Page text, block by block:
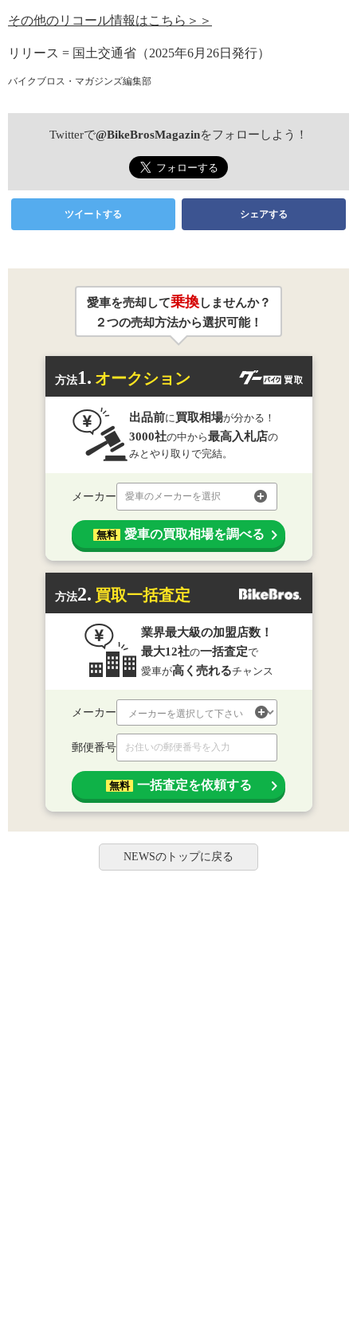
その他のリコール情報はこちら＞＞
リリース = 国土交通省（2025年6月26日発行）
バイクブロス・マガジンズ編集部
Twitterで@BikeBrosMagazinをフォローしよう！
ツイートする シェアする
愛車を売却して乗換しませんか？
２つの売却方法から選択可能！
方法1. オークション
出品前に買取相場が分かる！
3000社の中から最高入札店の
みとやり取りで完結。
メーカー 愛車のメーカーを選択
無料 愛車の買取相場を調べる
方法2. 買取一括査定
業界最大級の加盟店数！
最大12社の一括査定で
愛車が高く売れるチャンス
メーカー
郵便番号
無料 一括査定を依頼する
NEWSのトップに戻る